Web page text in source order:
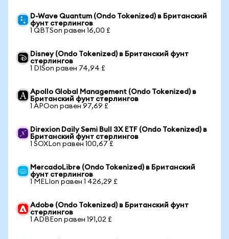
D-Wave Quantum (Ondo Tokenized) в Британский
фунт стерлингов
1 QBTSon равен 16,00 £
Disney (Ondo Tokenized) в Британский фунт
стерлингов
1 DISon равен 74,94 £
Apollo Global Management (Ondo Tokenized) в
Британский фунт стерлингов
1 APOon равен 97,69 £
Direxion Daily Semi Bull 3X ETF (Ondo Tokenized) в
Британский фунт стерлингов
1 SOXLon равен 100,67 £
MercadoLibre (Ondo Tokenized) в Британский
фунт стерлингов
1 MELIon равен 1 426,29 £
Adobe (Ondo Tokenized) в Британский фунт
стерлингов
1 ADBEon равен 191,02 £